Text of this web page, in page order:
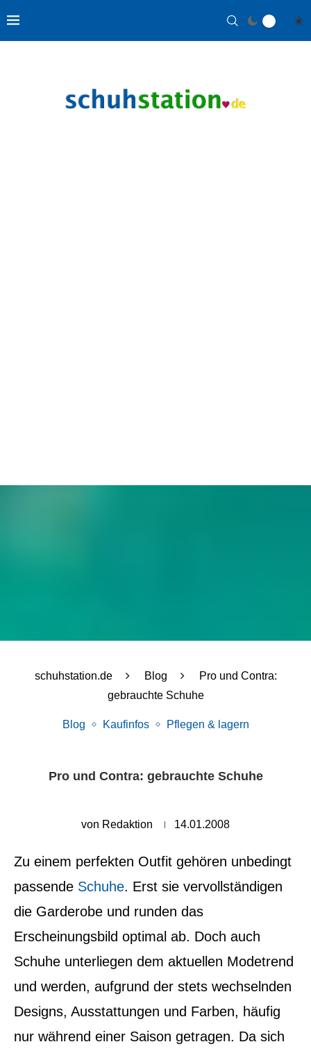
schuhstation.de Blog
Pro und Contra:
gebrauchte Schuhe
Blog Kaufinfos Pflegen & lagern
Pro und Contra: gebrauchte Schuhe
von Redaktion 14.01.2008
Zu einem perfekten Outfit gehören unbedingt
passende Schuhe. Erst sie vervollständigen
die Garderobe und runden das
Erscheinungsbild optimal ab. Doch auch
Schuhe unterliegen dem aktuellen Modetrend
und werden, aufgrund der stets wechselnden
Designs, Ausstattungen und Farben, häufig
nur während einer Saison getragen. Da sich